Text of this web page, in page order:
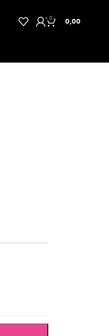
0 0,00